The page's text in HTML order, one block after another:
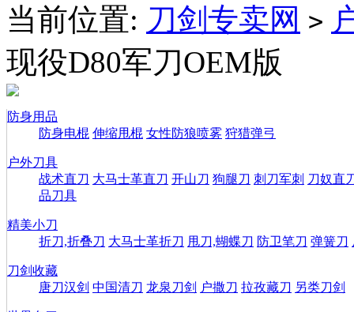
当前位置: 刀剑专卖网 >
现役D80军刀OEM版
防身用品
防身电棍 伸缩甩棍 女性防狼喷雾 狩猎弹弓
户外刀具
战术直刀 大马士革直刀 开山刀 狗腿刀 刺刀军刺 刀奴直
品刀具
精美小刀
折刀,折叠刀 大马士革折刀 甩刀,蝴蝶刀 防卫笔刀 弹簧刀
刀剑收藏
唐刀汉剑 中国清刀 龙泉刀剑 户撒刀 拉孜藏刀 另类刀剑